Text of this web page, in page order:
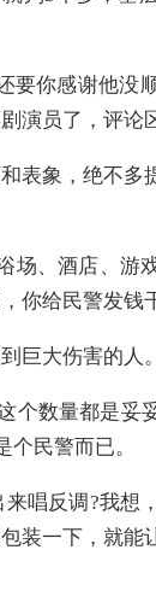
你感谢他没顺
员了，评论
象，绝不多
、酒店、游
你给民警发钱
大伤害的人。
数量都是妥
民警而已。
反调?我想
装一下，就能